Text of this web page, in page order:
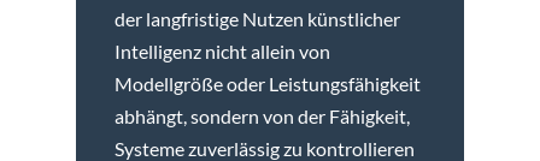
der langfristige Nutzen künstlicher
Intelligenz nicht allein von
Modellgröße oder Leistungsfähigkeit
abhängt, sondern von der Fähigkeit,
Systeme zuverlässig zu kontrollieren